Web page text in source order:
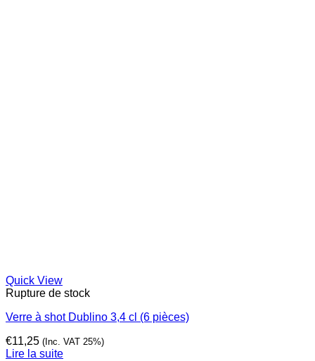
Quick View
Rupture de stock
Verre à shot Dublino 3,4 cl (6 pièces)
€11,25 (Inc. VAT 25%)
Lire la suite